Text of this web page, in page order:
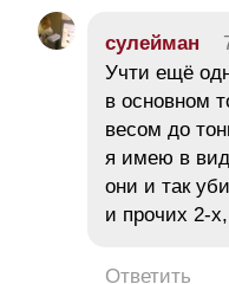
сулейман
Учти ещё
в основном
весом до
я имею в
они и так
и прочих 2-
Ответить